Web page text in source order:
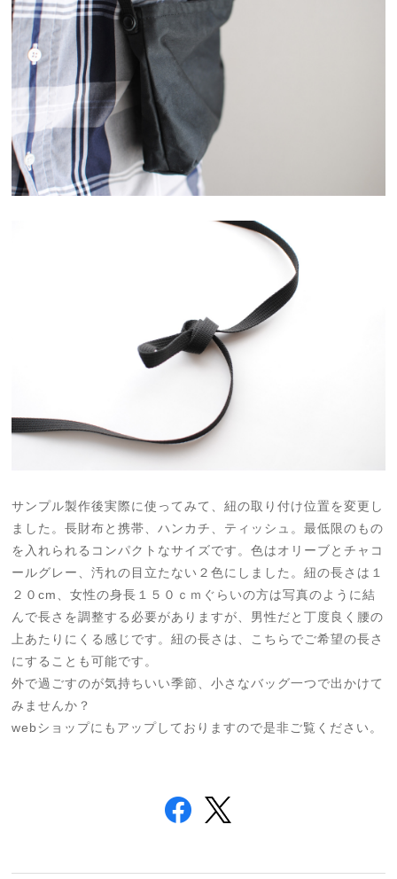
サンプル製作後実際に使ってみて、紐の取り付け位置を変更し
ました。長財布と携帯、ハンカチ、ティッシュ。最低限のもの
を入れられるコンパクトなサイズです。色はオリーブとチャコ
ールグレー、汚れの目立たない２色にしました。紐の長さは１
２０cm、女性の身長１５０ｃｍぐらいの方は写真のように結
んで長さを調整する必要がありますが、男性だと丁度良く腰の
上あたりにくる感じです。紐の長さは、こちらでご希望の長さ
にすることも可能です。
外で過ごすのが気持ちいい季節、小さなバッグ一つで出かけて
みませんか？
webショップにもアップしておりますので是非ご覧ください。